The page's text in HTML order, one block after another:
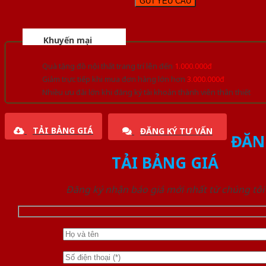
Khuyến mại
Quà tặng đồ nội thất trang trí lên đến 1.000.000đ
Giảm trực tiếp khi mua đơn hàng lớn hơn 3.000.000đ
Nhiều ưu đãi lớn khi đăng ký tài khoản thành viên thân thiết
TẢI BẢNG GIÁ ĐĂNG KÝ TƯ VẤN
TẢI BẢNG GIÁ
Đăng ký nhận báo giá mới nhất từ chúng tôi